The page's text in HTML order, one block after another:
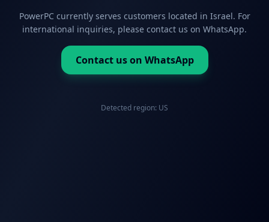
PowerPC currently serves customers located in Israel. For
international inquiries, please contact us on WhatsApp.
Contact us on WhatsApp
Detected region: US